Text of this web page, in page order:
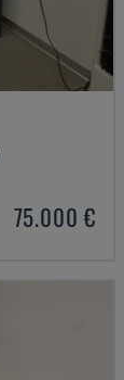
75.000 €